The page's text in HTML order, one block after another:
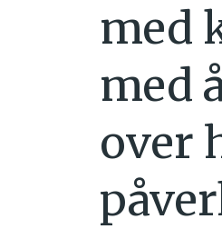
med
med
over